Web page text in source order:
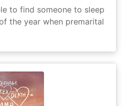
to find someone to sleep
the year when premarital